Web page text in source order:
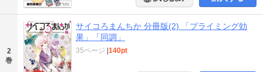
2
巻
サイコろまんちか 分冊版(2) 「プライミング効
果」「同調」
35ページ |140pt